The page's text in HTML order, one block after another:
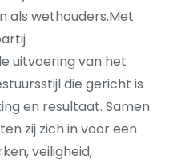
als wethouders.Met
uitvoering van het
die gericht is
en resultaat. Samen
zij zich in voor een
veiligheid,